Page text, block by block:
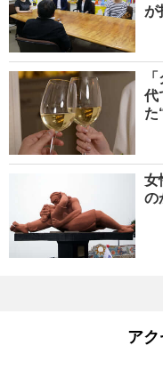
が
代
た
女
の
ア